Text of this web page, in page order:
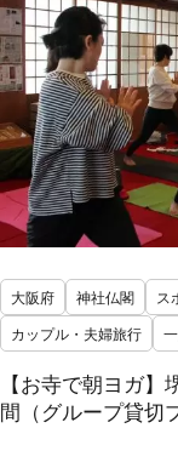
大阪府 神社仏閣 ス
カップル・夫婦旅行
【お寺で朝ヨガ
間（グループ貸切